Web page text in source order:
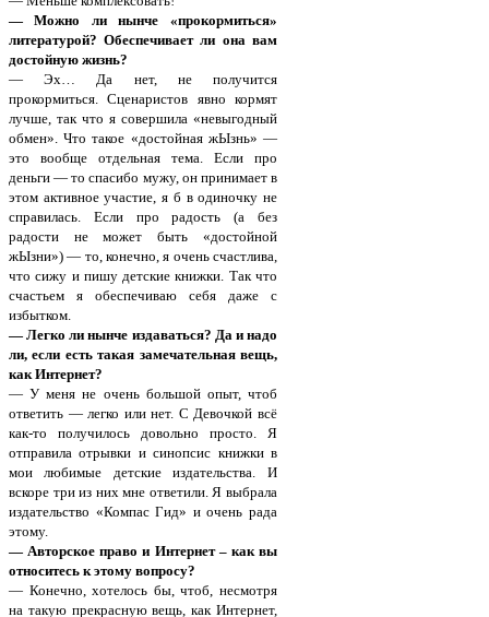
— Можно ли нынче «прокормиться»
литературой? Обеспечивает ли она вам
достойную жизнь?
— Эх… Да нет, не получится
прокормиться. Сценаристов явно кормят
лучше, так что я совершила «невыгодный
обмен». Что такое «достойная жЫзнь» —
это вообще отдельная тема. Если про
деньги — то спасибо мужу, он принимает в
этом активное участие, я б в одиночку не
справилась. Если про радость (а без
радости не может быть «достойной
жЫзни») — то, конечно, я очень счастлива,
что сижу и пишу детские книжки. Так что
счастьем я обеспечиваю себя даже с
избытком.
— Легко ли нынче издаваться? Да и надо
ли, если есть такая замечательная вещь,
как Интернет?
— У меня не очень большой опыт, чтоб
ответить — легко или нет. С Девочкой всё
как-то получилось довольно просто. Я
отправила отрывки и синопсис книжки в
мои любимые детские издательства. И
вскоре три из них мне ответили. Я выбрала
издательство «Компас Гид» и очень рада
этому.
— Авторское право и Интернет – как вы
относитесь к этому вопросу?
— Конечно, хотелось бы, чтоб, несмотря
на такую прекрасную вещь, как Интернет,